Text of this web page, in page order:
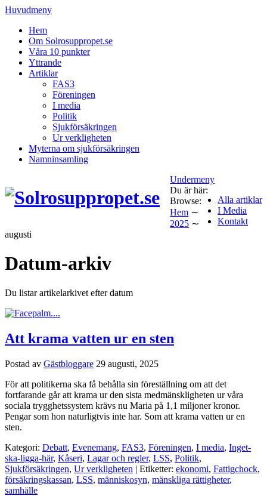
Huvudmeny
Hem
Om Solrosuppropet.se
Våra 10 punkter
Yttrande
Artiklar
FAS3
Föreningen
I media
Politik
Sjukförsäkringen
Ur verkligheten
Myterna om sjukförsäkringen
Namninsamling
Undermeny
Alla artiklar
I Media
Kontakt
Du är här:
Browse:
Hem ∼
2025 ∼
augusti
Datum-arkiv
Du listar artikelarkivet efter datum
Att krama vatten ur en sten
Postad av Gästbloggare 29 augusti, 2025
För att politikerna ska få behålla sin föreställning om att det
fortfarande går att krama ur den sista medmänskligheten ur våra
sociala trygghetssystem krävs nu Maria på 1,1 miljoner kronor.
Pengar som hon naturligtvis inte har. Som att krama vatten ur en
sten.
Kategori: Debatt, Evenemang, FAS3, Föreningen, I media, Inget-
ska-ligga-här, Kåseri, Lagar och regler, LSS, Politik,
Sjukförsäkringen, Ur verkligheten | Etiketter: ekonomi, Fattigchock,
försäkringskassan, LSS, människosyn, mänskliga rättigheter,
samhälle